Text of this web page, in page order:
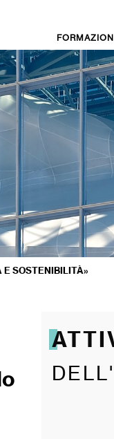
E SOSTENIBILITÀ»